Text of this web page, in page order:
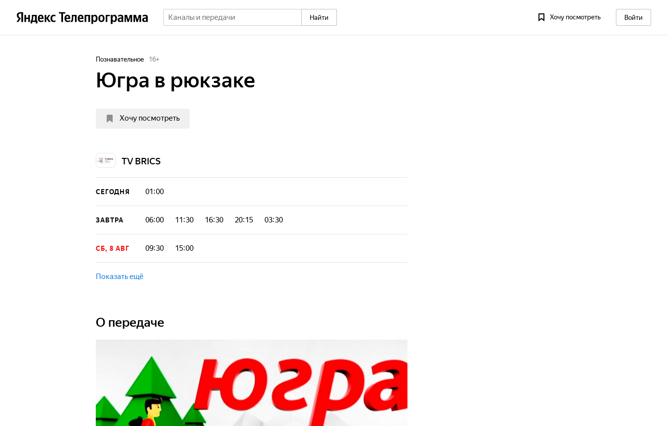
Найти Хочу посмотреть Войти
Познавательное 16+
Югра в рюкзаке
Хочу посмотреть
TV BRICS
СЕГОДНЯ 01:00
ЗАВТРА 06:00 11:30 16:30 20:15 03:30
СБ, 8 АВГ 09:30 15:00
Показать ещё
О передаче